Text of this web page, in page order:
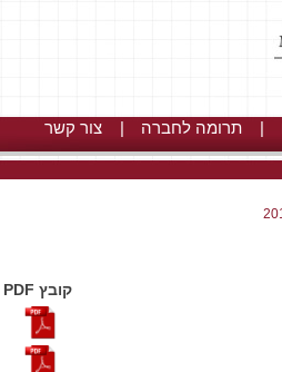
תרומה לחברה | צור קשר
|
קובץ PDF